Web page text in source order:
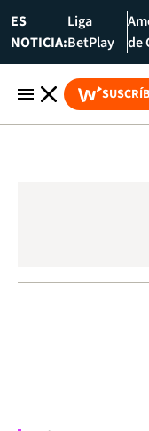
ES
NOTICIA:
Liga
BetPlay
de